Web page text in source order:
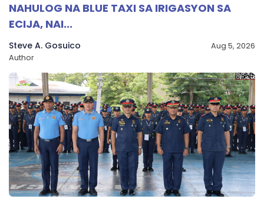
NAHULOG NA BLUE TAXI SA IRIGASYON SA
ECIJA, NAI...
Steve A. Gosuico
Author
Aug 5, 2026